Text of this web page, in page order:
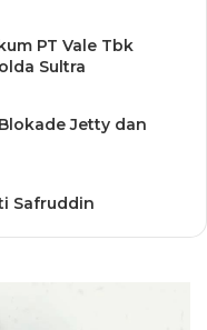
PT Vale Tbk
Sultra
Jetty dan
Safruddin